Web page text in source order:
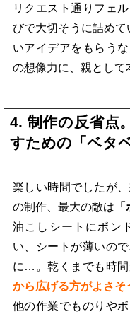
リクエスト通りフェ
びで大切そうに詰め
いアイデアをもらう
の想像力に、親として
4. 制作の反省点
すための「ベタ
楽しい時間でしたが
の制作、最大の敵は
油こしシートにボン
い、シートが薄いの
に…。乾くまでも時
から広げる方がよさそ
他の作業でものりや